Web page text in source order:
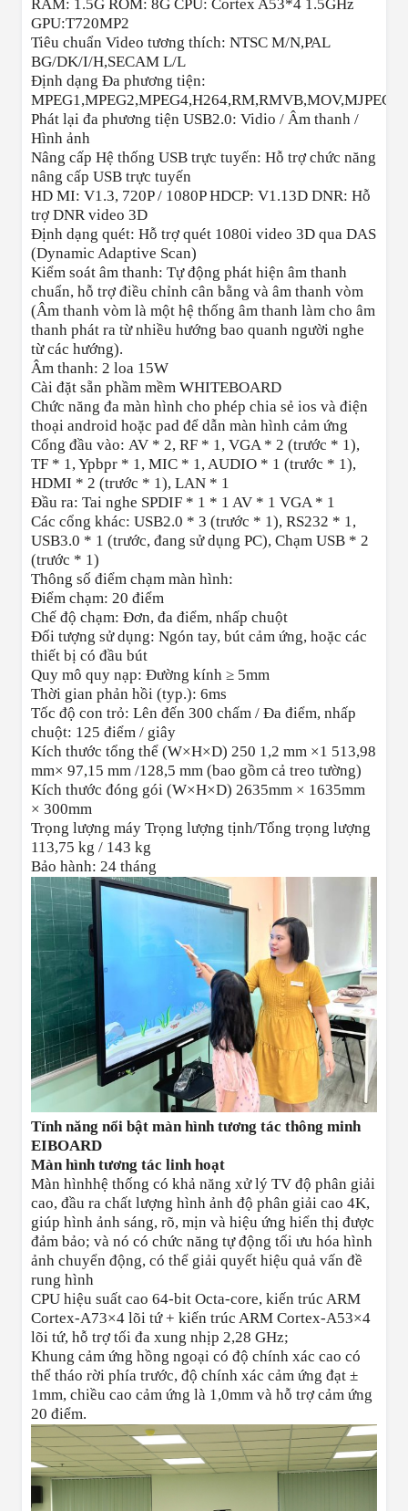
RAM: 1.5G ROM: 8G CPU: Cortex A53*4 1.5GHz
GPU:T720MP2
Tiêu chuẩn Video tương thích: NTSC M/N,PAL
BG/DK/I/H,SECAM L/L
Định dạng Đa phương tiện:
MPEG1,MPEG2,MPEG4,H264,RM,RMVB,MOV,MJPEG
Phát lại đa phương tiện USB2.0: Vidio / Âm thanh /
Hình ảnh
Nâng cấp Hệ thống USB trực tuyến: Hỗ trợ chức năng
nâng cấp USB trực tuyến
HD MI: V1.3, 720P / 1080P HDCP: V1.13D DNR: Hỗ
trợ DNR video 3D
Định dạng quét: Hỗ trợ quét 1080i video 3D qua DAS
(Dynamic Adaptive Scan)
Kiểm soát âm thanh: Tự động phát hiện âm thanh
chuẩn, hỗ trợ điều chỉnh cân bằng và âm thanh vòm
(Âm thanh vòm là một hệ thống âm thanh làm cho âm
thanh phát ra từ nhiều hướng bao quanh người nghe
từ các hướng).
Âm thanh: 2 loa 15W
Cài đặt sẵn phầm mềm WHITEBOARD
Chức năng đa màn hình cho phép chia sẻ ios và điện
thoại android hoặc pad để dẫn màn hình cảm ứng
Cổng đầu vào: AV * 2, RF * 1, VGA * 2 (trước * 1),
TF * 1, Ypbpr * 1, MIC * 1, AUDIO * 1 (trước * 1),
HDMI * 2 (trước * 1), LAN * 1
Đầu ra: Tai nghe SPDIF * 1 * 1 AV * 1 VGA * 1
Các cổng khác: USB2.0 * 3 (trước * 1), RS232 * 1,
USB3.0 * 1 (trước, đang sử dụng PC), Chạm USB * 2
(trước * 1)
Thông số điểm chạm màn hình:
Điểm chạm: 20 điểm
Chế độ chạm: Đơn, đa điểm, nhấp chuột
Đối tượng sử dụng: Ngón tay, bút cảm ứng, hoặc các
thiết bị có đầu bút
Quy mô quy nạp: Đường kính ≥ 5mm
Thời gian phản hồi (typ.): 6ms
Tốc độ con trỏ: Lên đến 300 chấm / Đa điểm, nhấp
chuột: 125 điểm / giây
Kích thước tổng thể (W×H×D) 250 1,2 mm ×1 513,98
mm× 97,15 mm /128,5 mm (bao gồm cả treo tường)
Kích thước đóng gói (W×H×D) 2635mm × 1635mm
× 300mm
Trọng lượng máy Trọng lượng tịnh/Tổng trọng lượng
113,75 kg / 143 kg
Bảo hành: 24 tháng
Tính năng nổi bật màn hình tương tác thông minh
EIBOARD
Màn hình tương tác linh hoạt
Màn hìnhhệ thống có khả năng xử lý TV độ phân giải
cao, đầu ra chất lượng hình ảnh độ phân giải cao 4K,
giúp hình ảnh sáng, rõ, mịn và hiệu ứng hiển thị được
đảm bảo; và nó có chức năng tự động tối ưu hóa hình
ảnh chuyển động, có thể giải quyết hiệu quả vấn đề
rung hình
CPU hiệu suất cao 64-bit Octa-core, kiến trúc ARM
Cortex-A73×4 lõi tứ + kiến trúc ARM Cortex-A53×4
lõi tứ, hỗ trợ tối đa xung nhịp 2,28 GHz;
Khung cảm ứng hồng ngoại có độ chính xác cao có
thể tháo rời phía trước, độ chính xác cảm ứng đạt ±
1mm, chiều cao cảm ứng là 1,0mm và hỗ trợ cảm ứng
20 điểm.